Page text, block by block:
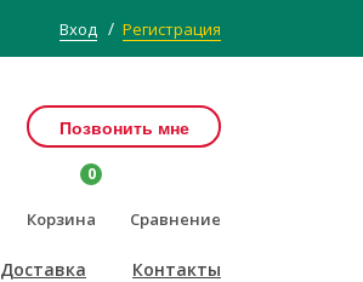
Вход / Регистрация
Позвонить мне
Корзина
0
Сравнение
Доставка Контакты